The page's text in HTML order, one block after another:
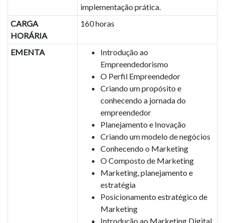
implementação prática.
CARGA
HORÁRIA
160 horas
EMENTA
Introdução ao
Empreendedorismo
O Perfil Empreendedor
Criando um propósito e
conhecendo a jornada do
empreendedor
Planejamento e Inovação
Criando um modelo de negócios
Conhecendo o Marketing
O Composto de Marketing
Marketing, planejamento e
estratégia
Posicionamento estratégico de
Marketing
Introdução ao Marketing Digital